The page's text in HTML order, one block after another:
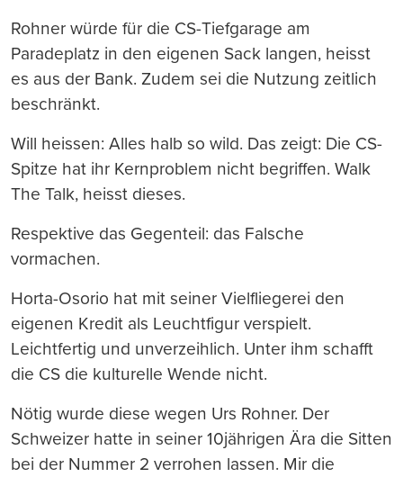
Rohner würde für die CS-Tiefgarage am
Paradeplatz in den eigenen Sack langen, heisst
es aus der Bank. Zudem sei die Nutzung zeitlich
beschränkt.
Will heissen: Alles halb so wild. Das zeigt: Die CS-
Spitze hat ihr Kernproblem nicht begriffen. Walk
The Talk, heisst dieses.
Respektive das Gegenteil: das Falsche
vormachen.
Horta-Osorio hat mit seiner Vielfliegerei den
eigenen Kredit als Leuchtfigur verspielt.
Leichtfertig und unverzeihlich. Unter ihm schafft
die CS die kulturelle Wende nicht.
Nötig wurde diese wegen Urs Rohner. Der
Schweizer hatte in seiner 10jährigen Ära die Sitten
bei der Nummer 2 verrohen lassen. Mir die